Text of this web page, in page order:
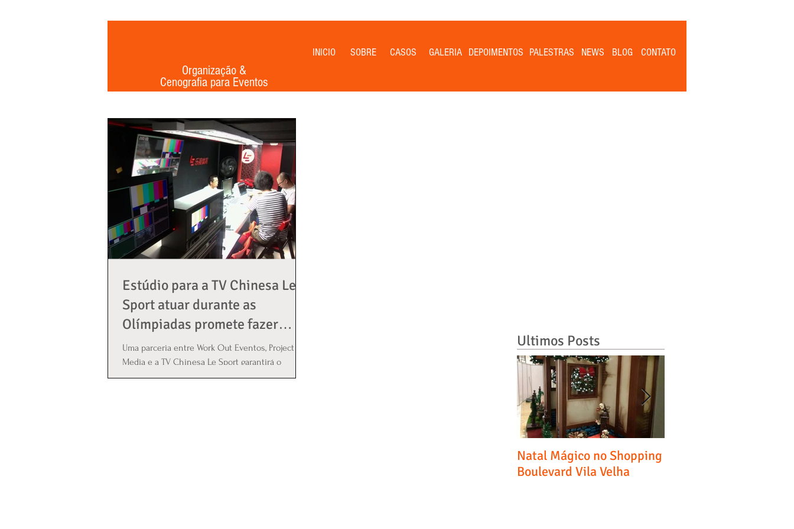
INICIO SOBRE CASOS GALERIA DEPOIMENTOS PALESTRAS NEWS BLOG CONTATO
Organização &
Cenografia para Eventos
Estúdio para a TV Chinesa Le
Sport atuar durante as
Olímpiadas promete fazer
sucesso!
Uma parceria entre Work Out Eventos, Project
Media e a TV Chinesa Le Sport garantirá o
sucesso do trabalho durante o período das...
Ultimos Posts
Natal Mágico no Shopping
Boulevard Vila Velha